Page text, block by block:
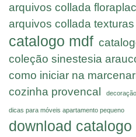
arquivos collada floraplac
arquivos collada
catalogo mdf
coleção sinestesia
como iniciar na
cozinha provencal
dicas para móveis apartamento pequeno
download catalogo